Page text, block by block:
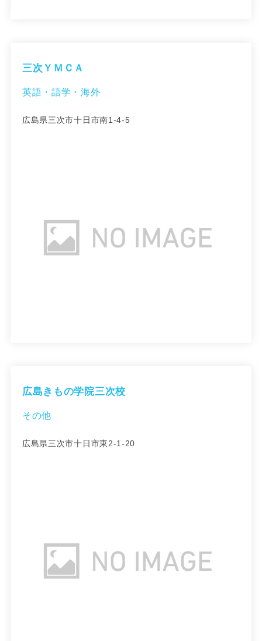
三次ＹＭＣＡ
英語・語学・海外
広島県三次市十日市南1-4-5
広島きもの学院三次校
その他
広島県三次市十日市東2-1-20